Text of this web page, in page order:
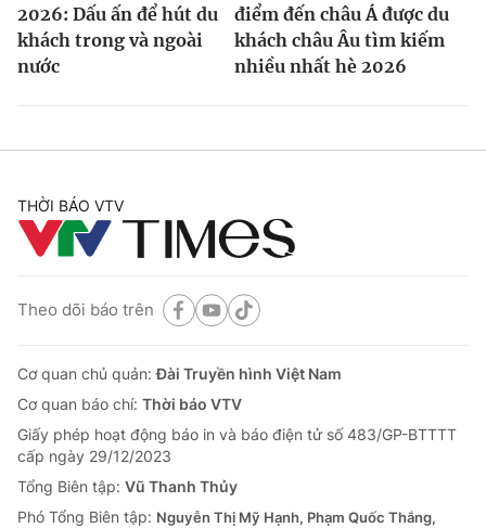
2026: Dấu ấn để hút du
khách trong và ngoài
nước
điểm đến châu Á được du
khách châu Âu tìm kiếm
nhiều nhất hè 2026
THỜI BÁO VTV
Theo dõi báo trên
Cơ quan chủ quản:Đài Truyền hình Việt Nam
Cơ quan báo chí: Thời báo VTV
Giấy phép hoạt động báo in và báo điện tử số 483/GP-BTTTT
cấp ngày 29/12/2023
Tổng Biên tập: Vũ Thanh Thủy
Phó Tổng Biên tập: Nguyễn Thị Mỹ Hạnh, Phạm Quốc Thắng,